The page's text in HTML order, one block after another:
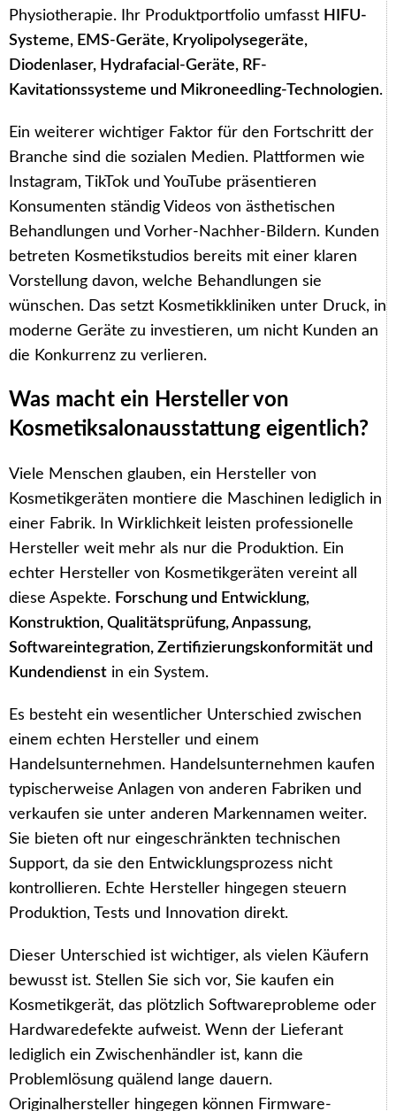
Physiotherapie. Ihr Produktportfolio umfasst HIFU-
Systeme, EMS-Geräte, Kryolipolysegeräte,
Diodenlaser, Hydrafacial-Geräte, RF-
Kavitationssysteme und Mikroneedling-Technologien.
Ein weiterer wichtiger Faktor für den Fortschritt der
Branche sind die sozialen Medien. Plattformen wie
Instagram, TikTok und YouTube präsentieren
Konsumenten ständig Videos von ästhetischen
Behandlungen und Vorher-Nachher-Bildern. Kunden
betreten Kosmetikstudios bereits mit einer klaren
Vorstellung davon, welche Behandlungen sie
wünschen. Das setzt Kosmetikkliniken unter Druck, in
moderne Geräte zu investieren, um nicht Kunden an
die Konkurrenz zu verlieren.
Was macht ein Hersteller von
Kosmetiksalonausstattung eigentlich?
Viele Menschen glauben, ein Hersteller von
Kosmetikgeräten montiere die Maschinen lediglich in
einer Fabrik. In Wirklichkeit leisten professionelle
Hersteller weit mehr als nur die Produktion. Ein
echter Hersteller von Kosmetikgeräten vereint all
diese Aspekte. Forschung und Entwicklung,
Konstruktion, Qualitätsprüfung, Anpassung,
Softwareintegration, Zertifizierungskonformität und
Kundendienst in ein System.
Es besteht ein wesentlicher Unterschied zwischen
einem echten Hersteller und einem
Handelsunternehmen. Handelsunternehmen kaufen
typischerweise Anlagen von anderen Fabriken und
verkaufen sie unter anderen Markennamen weiter.
Sie bieten oft nur eingeschränkten technischen
Support, da sie den Entwicklungsprozess nicht
kontrollieren. Echte Hersteller hingegen steuern
Produktion, Tests und Innovation direkt.
Dieser Unterschied ist wichtiger, als vielen Käufern
bewusst ist. Stellen Sie sich vor, Sie kaufen ein
Kosmetikgerät, das plötzlich Softwareprobleme oder
Hardwaredefekte aufweist. Wenn der Lieferant
lediglich ein Zwischenhändler ist, kann die
Problemlösung quälend lange dauern.
Originalhersteller hingegen können Firmware-